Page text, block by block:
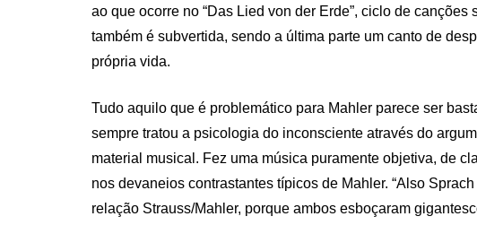
ao que ocorre no “Das Lied von der Erde”, ciclo de
também é subvertida, sendo a última parte um canto de
própria vida.
Tudo aquilo que é problemático para Mahler parece ser
sempre tratou a psicologia do inconsciente através do
material musical. Fez uma música puramente objetiva, de
nos devaneios contrastantes típicos de Mahler. “Also
relação Strauss/Mahler, porque ambos esboçaram